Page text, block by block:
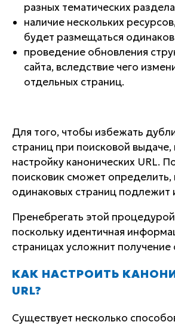
разных тематических
наличие нескольких
будет размещаться
проведение обновления
сайта, вследствие чего
отдельных страниц.
Для того, чтобы избежать
страниц при поисковой
настройку канонических URL.
поисковик сможет определить,
одинаковых страниц подлежит
Пренебрегать этой
поскольку идентичная
страницах усложнит получение
КАК НАСТРОИТЬ
URL?
Существует несколько